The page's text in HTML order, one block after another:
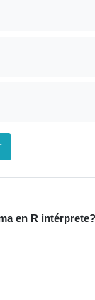
en R intérprete?